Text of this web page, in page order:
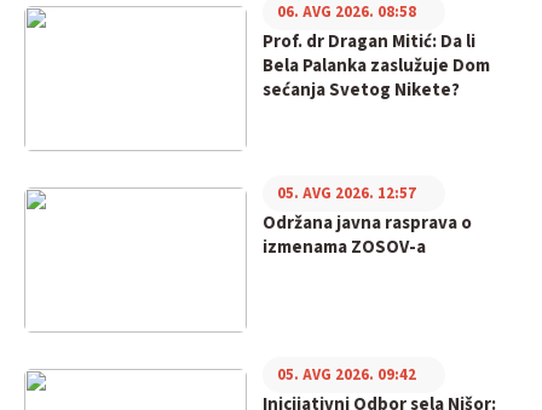
Prof. dr Dragan Mitić: Da li
Bela Palanka zaslužuje Dom
sećanja Svetog Nikete?
06. AVG 2026. 08:58
Održana javna rasprava o
izmenama ZOSOV-a
05. AVG 2026. 12:57
Inicijativni Odbor sela Nišor:
05. AVG 2026. 09:42